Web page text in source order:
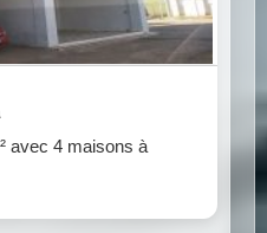
avec 4 maisons à